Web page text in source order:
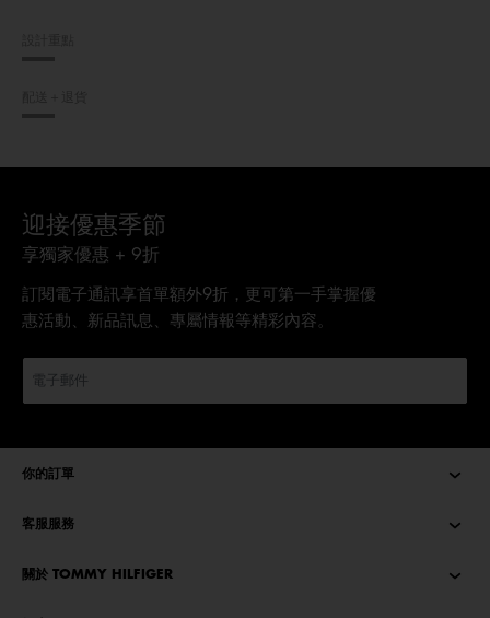
迎接優惠季節
享獨家優惠 + 9折
訂閱電子通訊享首單額外9折，更可第一手掌握優
惠活動、新品訊息、專屬情報等精彩內容。
你的訂單
客服服務
關於 TOMMY HILFIGER